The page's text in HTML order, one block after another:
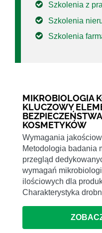
Szkolenia z
Szkolenia
Szkolenia
MIKROBIOLOGIA
KLUCZOWY
KOSMETYKÓW
Wymagania
Metodologia badania
przegląd
wymagań
ilościowych dla
Charakterystyka